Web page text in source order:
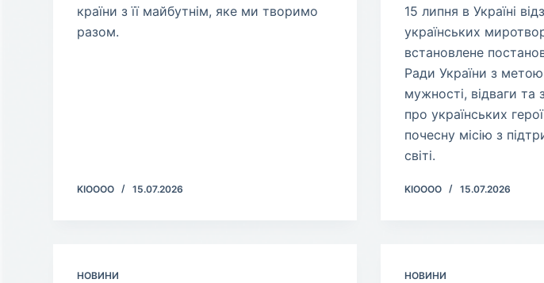
країни з її майбутнім, яке ми творимо
разом.
KIOOOO 15.07.2026
​15 липня в Україні
українських
встановлене
Ради України з
мужності, відваги та
про українських
почесну місію з
світі.
KIOOOO 15.07.2026
НОВИНИ НОВИНИ